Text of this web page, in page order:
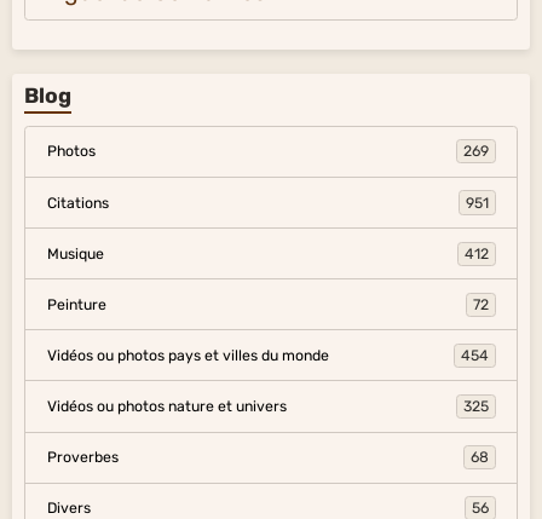
Blog
Photos 269
Citations 951
Musique 412
Peinture 72
Vidéos ou photos pays et villes du monde 454
Vidéos ou photos nature et univers 325
Proverbes 68
Divers 56